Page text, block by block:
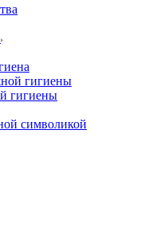
гигиены
гигиены
символикой